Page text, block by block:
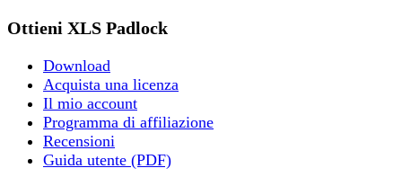
Ottieni XLS Padlock
Download
Acquista una licenza
Il mio account
Programma di affiliazione
Recensioni
Guida utente (PDF)